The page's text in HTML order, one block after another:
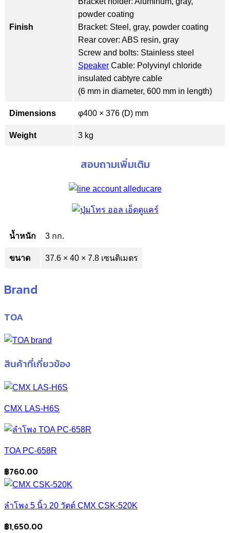
Finish
powder coating
Bracket: Steel, gray, powder coating
Rear cover: ABS resin, gray
Screw and bolts: Stainless steel
Speaker Cable: Polyvinyl chloride
insulated cabtyre cable
(6 mm in diameter, 600 mm in length)
Dimensions φ400 × 376 (D) mm
Weight 3 kg
สอบถามเพิ่มเติม
น้ำหนัก 3 กก.
ขนาด 37.6 × 40 × 7.8 เซนติเมตร
Brand
TOA
สินค้าที่เกี่ยวข้อง
CMX LAS-H6S
TOA PC-658R
฿760.00
ลำโพง 5 นิ้ว 20 วัตต์ CMX CSK-520K
฿1,650.00